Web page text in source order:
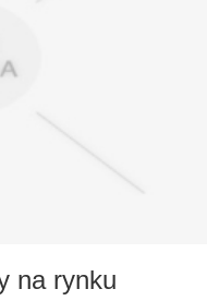
na rynku